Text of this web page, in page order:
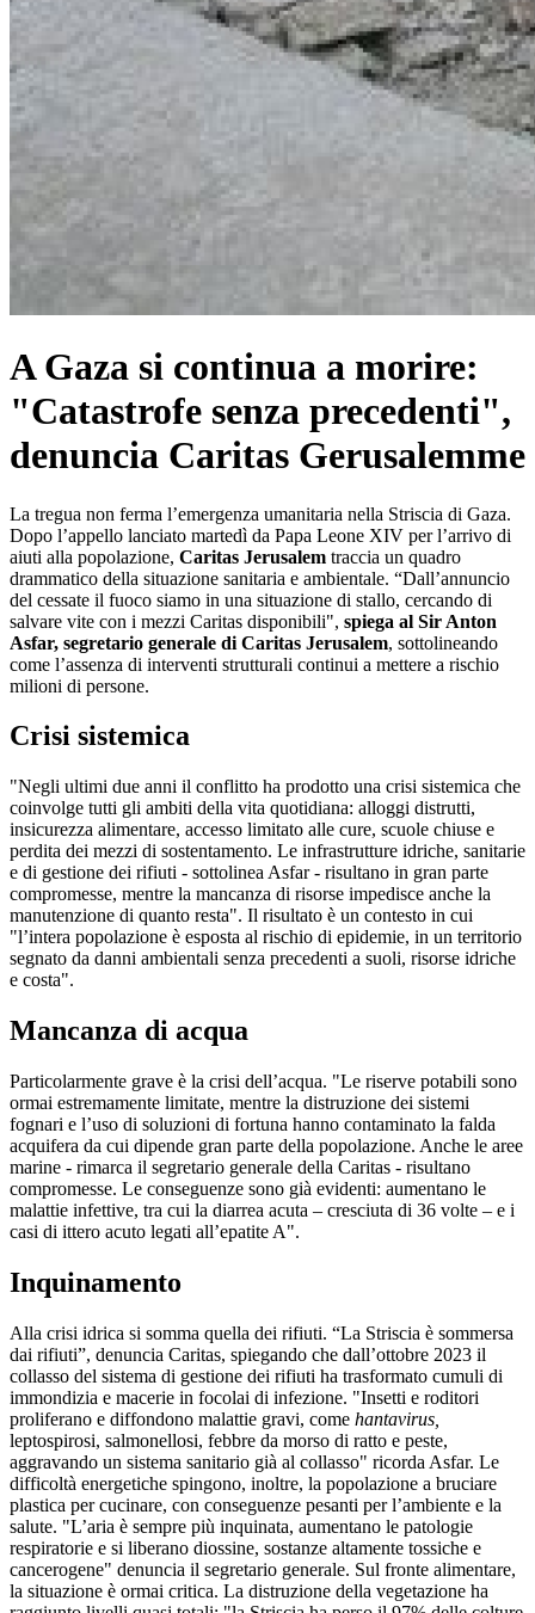
A Gaza si continua a morire:
"Catastrofe senza precedenti",
denuncia Caritas Gerusalemme
La tregua non ferma l’emergenza umanitaria nella Striscia di Gaza.
Dopo l’appello lanciato martedì da Papa Leone XIV per l’arrivo di
aiuti alla popolazione, Caritas Jerusalem traccia un quadro
drammatico della situazione sanitaria e ambientale. “Dall’annuncio
del cessate il fuoco siamo in una situazione di stallo, cercando di
salvare vite con i mezzi Caritas disponibili", spiega al Sir Anton
Asfar, segretario generale di Caritas Jerusalem, sottolineando
come l’assenza di interventi strutturali continui a mettere a rischio
milioni di persone.
Crisi sistemica
"Negli ultimi due anni il conflitto ha prodotto una crisi sistemica che
coinvolge tutti gli ambiti della vita quotidiana: alloggi distrutti,
insicurezza alimentare, accesso limitato alle cure, scuole chiuse e
perdita dei mezzi di sostentamento. Le infrastrutture idriche, sanitarie
e di gestione dei rifiuti - sottolinea Asfar - risultano in gran parte
compromesse, mentre la mancanza di risorse impedisce anche la
manutenzione di quanto resta". Il risultato è un contesto in cui
"l’intera popolazione è esposta al rischio di epidemie, in un territorio
segnato da danni ambientali senza precedenti a suoli, risorse idriche
e costa".
Mancanza di acqua
Particolarmente grave è la crisi dell’acqua. "Le riserve potabili sono
ormai estremamente limitate, mentre la distruzione dei sistemi
fognari e l’uso di soluzioni di fortuna hanno contaminato la falda
acquifera da cui dipende gran parte della popolazione. Anche le aree
marine - rimarca il segretario generale della Caritas - risultano
compromesse. Le conseguenze sono già evidenti: aumentano le
malattie infettive, tra cui la diarrea acuta – cresciuta di 36 volte – e i
casi di ittero acuto legati all’epatite A".
Inquinamento
Alla crisi idrica si somma quella dei rifiuti. “La Striscia è sommersa
dai rifiuti”, denuncia Caritas, spiegando che dall’ottobre 2023 il
collasso del sistema di gestione dei rifiuti ha trasformato cumuli di
immondizia e macerie in focolai di infezione. "Insetti e roditori
proliferano e diffondono malattie gravi, come hantavirus,
leptospirosi, salmonellosi, febbre da morso di ratto e peste,
aggravando un sistema sanitario già al collasso" ricorda Asfar. Le
difficoltà energetiche spingono, inoltre, la popolazione a bruciare
plastica per cucinare, con conseguenze pesanti per l’ambiente e la
salute. "L’aria è sempre più inquinata, aumentano le patologie
respiratorie e si liberano diossine, sostanze altamente tossiche e
cancerogene" denuncia il segretario generale. Sul fronte alimentare,
la situazione è ormai critica. La distruzione della vegetazione ha